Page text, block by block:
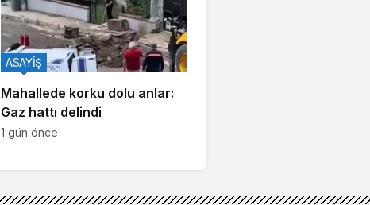
Mahallede korku dolu anlar:
Gaz hattı delindi
ASAYİŞ
1 gün önce